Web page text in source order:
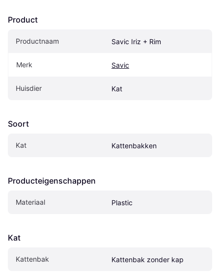
Product
Productnaam Savic Iriz + Rim
Merk Savic
Huisdier Kat
Soort
Kat Kattenbakken
Producteigenschappen
Materiaal Plastic
Kat
Kattenbak Kattenbak zonder kap